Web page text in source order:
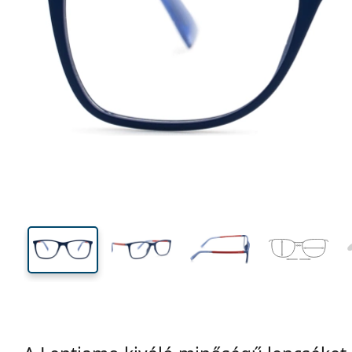
Szélesség
35 mm
Lencsemagasság
48 mm
Lencseszélesség